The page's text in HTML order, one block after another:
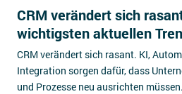
CRM verändert sich
wichtigsten aktuellen
CRM verändert sich rasant. KI,
Integration sorgen dafür, dass
und Prozesse neu ausrichten müssen.